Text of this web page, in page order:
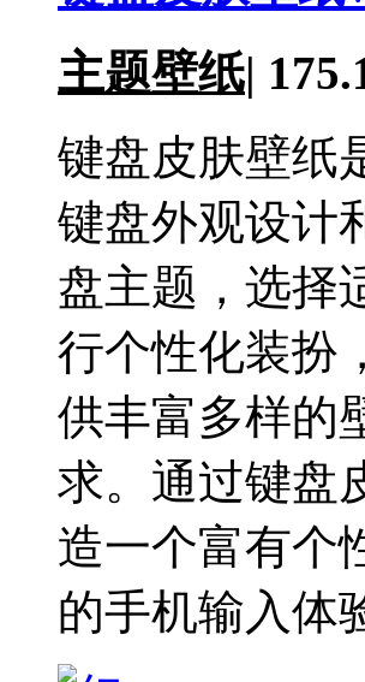
主题壁纸|
键盘皮肤壁纸
键盘外观设计
盘主题，选择
行个性化装扮
供丰富多样的
求。通过键盘
造一个富有个
的手机输入体